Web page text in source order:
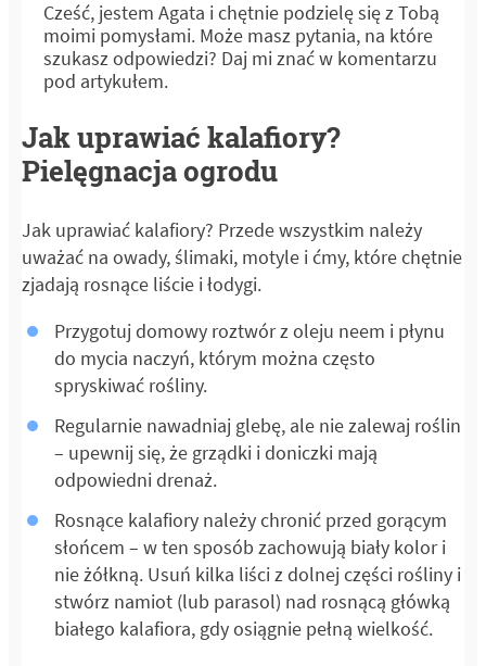
Cześć, jestem Agata i chętnie podzielę się z Tobą
moimi pomysłami. Może masz pytania, na które
szukasz odpowiedzi? Daj mi znać w komentarzu
pod artykułem.
Jak uprawiać kalafiory?
Pielęgnacja ogrodu
Jak uprawiać kalafiory? Przede wszystkim należy
uważać na owady, ślimaki, motyle i ćmy, które chętnie
zjadają rosnące liście i łodygi.
Przygotuj domowy roztwór z oleju neem i płynu
do mycia naczyń, którym można często
spryskiwać rośliny.
Regularnie nawadniaj glebę, ale nie zalewaj roślin
– upewnij się, że grządki i doniczki mają
odpowiedni drenaż.
Rosnące kalafiory należy chronić przed gorącym
słońcem – w ten sposób zachowują biały kolor i
nie żółkną. Usuń kilka liści z dolnej części rośliny i
stwórz namiot (lub parasol) nad rosnącą główką
białego kalafiora, gdy osiągnie pełną wielkość.